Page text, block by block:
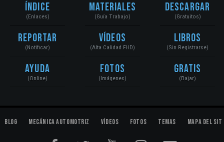
Índice
(Enlaces)
Reportar
(Notificar)
Ayuda
(Online)
Materiales
(Guía Trabajo)
Vídeos
(Alta Calidad FHD)
Fotos
(Imágenes)
Descargar
(Gratuitos)
Libros
(Sin Registrarse)
Gratis
(Bajar)
Blog Mecánica Automotriz Vídeos Fotos Temas Mapa del